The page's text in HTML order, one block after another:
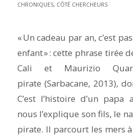
CHRONIQUES, CÔTÉ CHERCHEURS
« Un cadeau par an, c’est
enfant » : cette phrase tirée
Cali et Maurizio
pirate (Sarbacane, 2013),
C’est l’histoire d’un papa
nous l’explique son fils, le
pirate. Il parcourt les mers